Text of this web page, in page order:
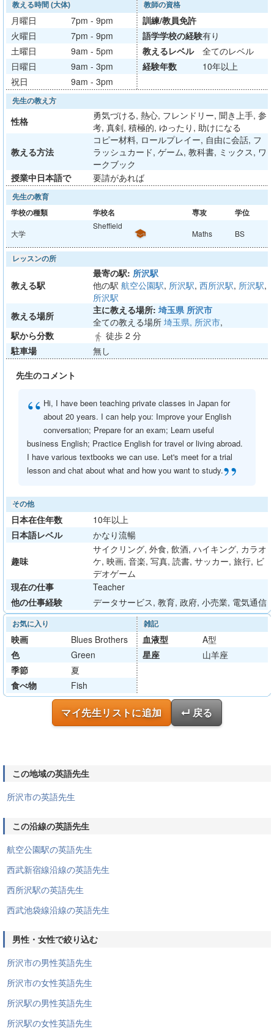
教える時間 (大体)
月曜日
7pm - 9pm
火曜日
7pm - 9pm
土曜日
9am - 5pm
日曜日
9am - 3pm
祝日
9am - 3pm
教師の資格
訓練/教員免許
語学学校の経験有り
教えるレベル
全てのレベル
経験年数
10年以上
先生の教え方
性格
勇気づける, 熱心, フレンドリー, 聞き上手, 参
考, 真剣, 積極的, ゆったり, 助けになる
教える方法
コピー材料, ロールプレイー, 自由に会話, フ
ラッシュカード, ゲーム, 教科書, ミックス, ワ
ークブック
授業中日本語で
要請があれば
先生の教育
学校の種類 学校名 専攻 学位
大学
Sheffield
school Maths BS
レッスンの所
教える駅
最寄の駅: 所沢駅
他の駅 航空公園駅, 所沢駅, 西所沢駅, 所沢駅,
所沢駅
教える場所
主に教える場所: 埼玉県 所沢市
全ての教える場所 埼玉県, 所沢市,
駅から分数
directions_walk 徒歩 2 分
駐車場
無し
先生のコメント
“ Hi, I have been teaching private classes in Japan for
about 20 years. I can help you: Improve your English
conversation; Prepare for an exam; Learn useful
business English; Practice English for travel or living abroad.
I have various textbooks we can use. Let's meet for a trial
lesson and chat about what and how you want to study.”
その他
日本在住年数
10年以上
日本語レベル
かなり流暢
趣味
サイクリング, 外食, 飲酒, ハイキング, カラオ
ケ, 映画, 音楽, 写真, 読書, サッカー, 旅行, ビ
デオゲーム
現在の仕事
Teacher
他の仕事経験
データサービス, 教育, 政府, 小売業, 電気通信
お気に入り
映画
Blues Brothers
色
Green
季節
夏
食べ物
Fish
雑記
血液型
A型
星座
山羊座
マイ先生リストに追加 ↵ 戻る
この地域の英語先生
所沢市の英語先生
この沿線の英語先生
航空公園駅の英語先生
西武新宿線沿線の英語先生
西所沢駅の英語先生
西武池袋線沿線の英語先生
男性・女性で絞り込む
所沢市の男性英語先生
所沢市の女性英語先生
所沢駅の男性英語先生
所沢駅の女性英語先生